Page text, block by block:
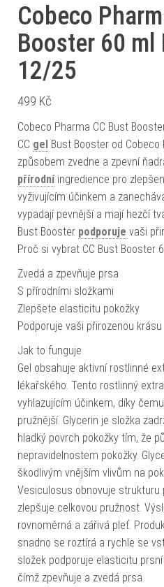
Cobeco
Booster 60 ml
12/25
499 Kč
Cobeco Pharma CC Bust
CC gel Bust Booster od
způsobem zvedne a zpevní
přírodníingredience pro
vyživujícím účinkem a
vypadají pevnější a mají hezčí
Bust Booster podporuje vaši
Proč si vybrat CC Bust Booster
Zvedá a zpevňuje prsa
S přírodními složkami
Zlepšete elasticitu pokožky
Podporuje vaši přirozenou krásu
Jak to funguje
Gel obsahuje aktivní rostlinné
lékařského. Tento rostlinný
vyhlazujícím účinkem, díky
pružnější. Glycerin je složka
hladký povrch pokožky tím, že
nepravidelnostem pokožky.
škodlivým vnějším vlivům na
Vesiculosus obnovuje strukturu
zlepšuje celkovou pružnost.
rovnoměrná a zářivá pleť.
snadno se roztírá a rychle se
složek podporuje elasticitu
čímž zpevňuje a zvedá prsa.